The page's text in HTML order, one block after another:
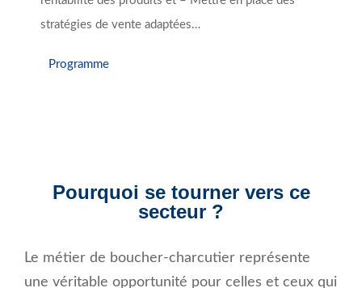
stratégies de vente adaptées…
Programme
Pourquoi se tourner vers ce
secteur ?
Le métier de boucher-charcutier représente
une véritable opportunité pour celles et ceux qui